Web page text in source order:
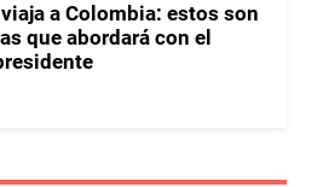
a Colombia: estos son
que abordará con el